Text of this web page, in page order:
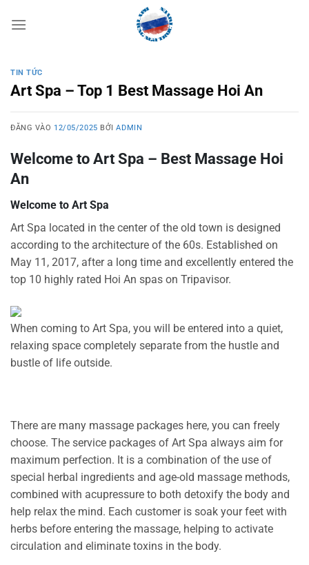
qua
TIN TỨC
Art Spa – Top 1 Best Massage Hoi An
ĐĂNG VÀO 12/05/2025 BỞIADMIN
Welcome to Art Spa – Best Massage Hoi
An
Welcome to Art Spa
Art Spa located in the center of the old town is designed
according to the architecture of the 60s. Established on
May 11, 2017, after a long time and excellently entered the
top 10 highly rated Hoi An spas on Tripavisor.
When coming to Art Spa, you will be entered into a quiet,
relaxing space completely separate from the hustle and
bustle of life outside.
There are many massage packages here, you can freely
choose. The service packages of Art Spa always aim for
maximum perfection. It is a combination of the use of
special herbal ingredients and age-old massage methods,
combined with acupressure to both detoxify the body and
help relax the mind. Each customer is soak your feet with
herbs before entering the massage, helping to activate
circulation and eliminate toxins in the body.